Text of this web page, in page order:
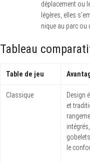
déplacement ou
légères, elles
nique au parc ou
Tableau
Table de jeu
Classique
Design
et
le